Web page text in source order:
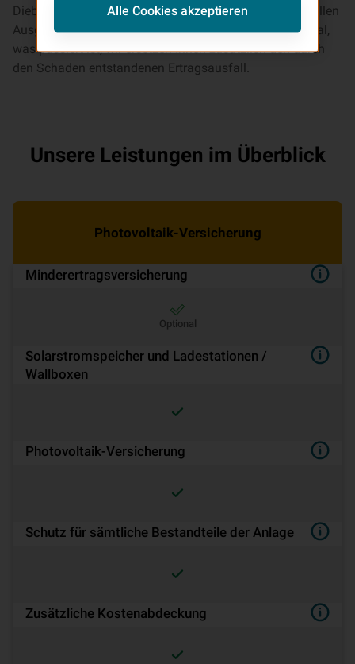
Diebstahl. Die Photovoltaikversicherung leistet finanziellen
Ausgleich bei Schäden an Ihrer Photovoltaikanlage. Egal,
was passiert ist, wir ersetzen Ihnen zusätzlich den durch
den Schaden entstandenen Ertragsausfall.
Unsere Leistungen im Überblick
Pho­to­vol­ta­ik-Ver­si­che­rung
Minderertrags­ver­si­che­rung
Optional
Solarstromspeicher und Ladestationen /
Wallboxen
Pho­to­vol­ta­ik-Ver­si­che­rung
Schutz für sämtliche Bestandteile der Anlage
Zusätzliche Kostenabdeckung
Alle Cookies akzeptieren